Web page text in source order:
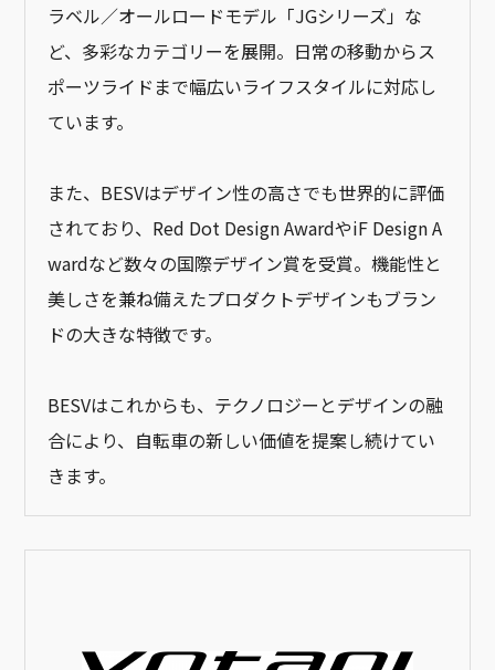
ラベル／オールロードモデル「JGシリーズ」な
ど、多彩なカテゴリーを展開。日常の移動からス
ポーツライドまで幅広いライフスタイルに対応し
ています。
また、BESVはデザイン性の高さでも世界的に評価
されており、Red Dot Design AwardやiF Design A
wardなど数々の国際デザイン賞を受賞。機能性と
美しさを兼ね備えたプロダクトデザインもブラン
ドの大きな特徴です。
BESVはこれからも、テクノロジーとデザインの融
合により、自転車の新しい価値を提案し続けてい
きます。